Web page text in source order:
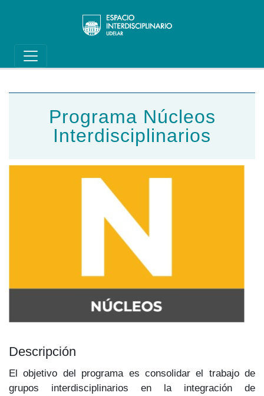
Main navigation
Programa Núcleos
Interdisciplinarios
Descripción
El objetivo del programa es consolidar el trabajo de
grupos interdisciplinarios en la integración de